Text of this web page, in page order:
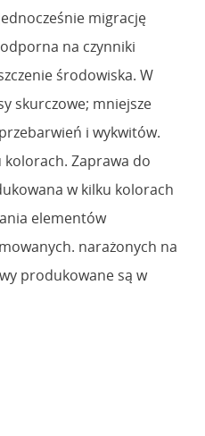
migrację
na czynniki
środowiska. W
skurczowe; mniejsze
i wykwitów.
kolorach. Zaprawa do
w kilku kolorach
elementów
narażonych na
produkowane są w